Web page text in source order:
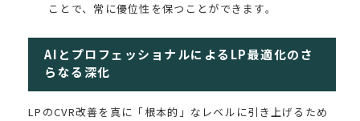
ことで、常に優位性を保つことができます。
AIとプロフェッショナルによるLP最適化のさ
らなる深化
LPのCVR改善を真に「根本的」なレベルに引き上げるため